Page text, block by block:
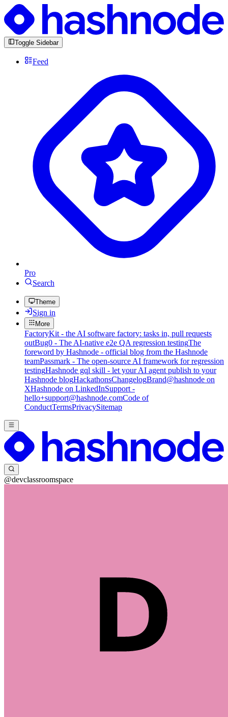
Toggle Sidebar
Feed
Pro
Search
Theme
Sign in
More
FactoryKit - the AI software factory: tasks in, pull requests
outBug0 - The AI-native e2e QA regression testingThe
foreword by Hashnode - official blog from the Hashnode
teamPassmark - The open-source AI framework for regression
testingHashnode gql skill - let your AI agent publish to your
Hashnode blogHackathonsChangelogBrand@hashnode on
XHashnode on LinkedInSupport -
hello+support@hashnode.comCode of
ConductTermsPrivacySitemap
@devclassroomspace